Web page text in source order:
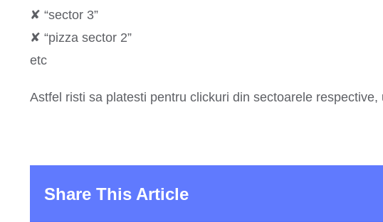
✘ “sector 3”
✘ “pizza sector 2”
etc
Astfel risti sa platesti pentru clickuri din sectoarele
Share This Article